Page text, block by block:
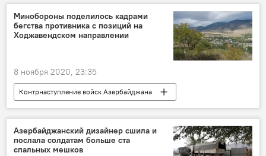
Минобороны поделилось кадрами
бегства противника с позиций на
Ходжавендском направлении
8 ноября 2020, 23:35
Контрнаступление войск Азербайджана
Новости
Азербайджан
Карабах
Политика
Министерство обороны АР
противник
позиции
Азербайджанский дизайнер сшила и
послала солдатам больше ста
спальных мешков